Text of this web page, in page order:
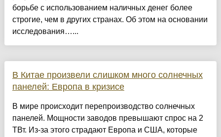
борьбе с использованием наличных денег более
строгие, чем в других странах. Об этом на основании
исследования…...
В Китае произвели слишком много солнечных
панелей: Европа в кризисе
В мире происходит перепроизводство солнечных
панелей. Мощности заводов превышают спрос на 2
ТВт. Из-за этого страдают Европа и США, которые